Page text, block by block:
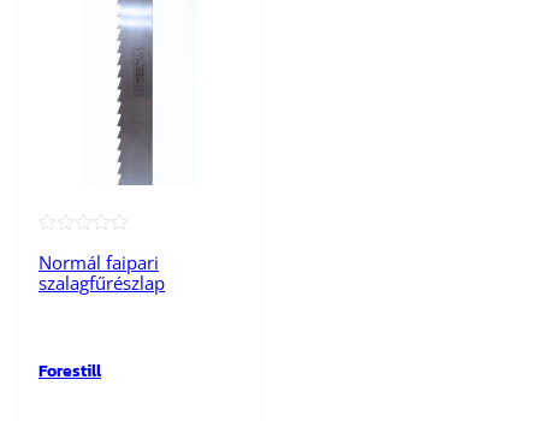
Normál faipari
szalagfűrészlap
Forestill